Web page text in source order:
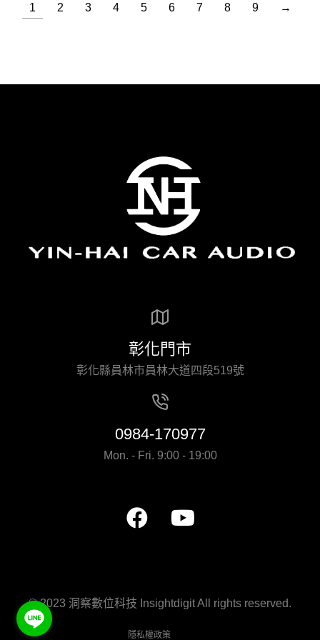
1 2 3 4 5 6 7 8 9 →
彰化門市
彰化縣員林市員林大道四段519號
0984-170977
Mon. - Fri. 9:00 - 19:00
© 2023 洞察數位科技 Insightdigit All rights reserved.
隱私權政策